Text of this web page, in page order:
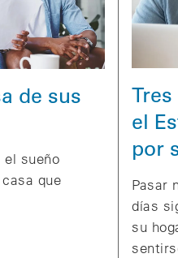
de sus
sueño
que
el
por
Pasar
días
su